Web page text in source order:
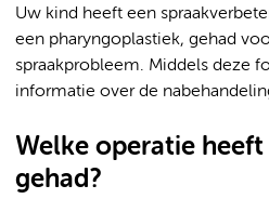
Uw kind heeft een
een pharyngoplastiek, gehad
spraakprobleem. Middels deze
informatie over de
Welke operatie
gehad?